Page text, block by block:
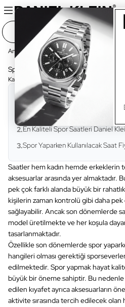
Ana Sayfa Blog Sayfası Güncel
Spor Yaparken Tercih Edilebilecek
Kategori: Güncel•Okuma Süresi:
İçindekiler
1.Spor Yaparken Tercih Edilen
2.En Kaliteli Spor Saatleri Daniel
3.Spor Yaparken Kullanılacak Saat
Saatler hem kadın hemde erkeklerin
aksesuarlar arasında yer almaktadır.
pek çok farklı alanda büyük bir
kişilerin zaman kontrolü gibi daha
sağlayabilir. Ancak son dönemlerde
model üretilmekte ve her koşula
tasarlanmaktadır.
Özellikle son dönemlerde spor
hangileri olması gerektiği
edilmektedir. Spor yapmak hayat
büyük bir öneme sahiptir. Bu nedenle
edilen kıyafet ayrıca aksesuarların
aktivite sırasında tercih edilecek